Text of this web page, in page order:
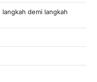
demi langkah